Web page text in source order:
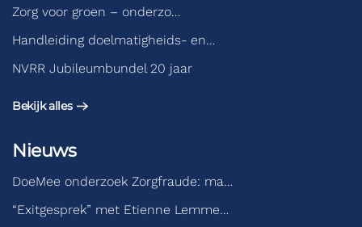
Zorg voor groen – onderzo…
Handleiding doelmatigheids- en…
NVRR Jubileumbundel 20 jaar
Bekijk alles
Nieuws
DoeMee onderzoek Zorgfraude: ma…
“Exitgesprek” met Etienne Lemme…